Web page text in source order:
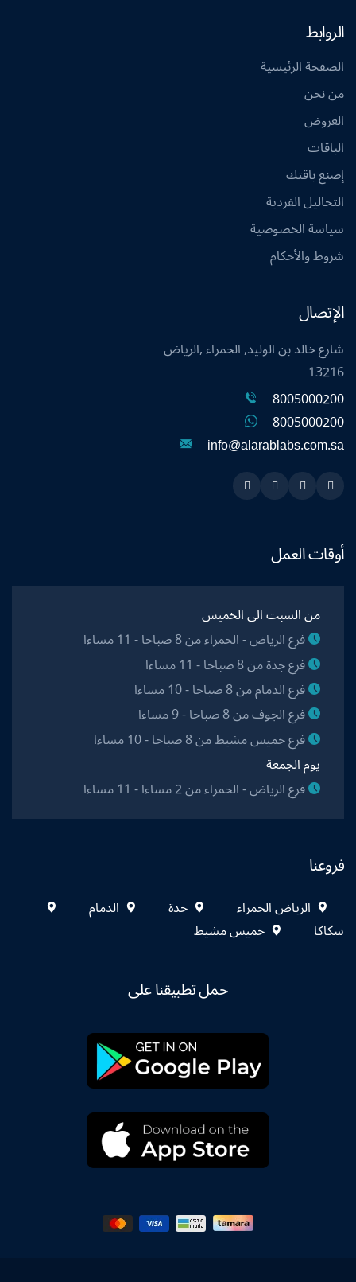
الروابط
الصفحة الرئيسية
من نحن
العروض
الباقات
إصنع باقتك
التحاليل الفردية
سياسة الخصوصية
شروط والأحكام
الإتصال
شارع خالد بن الوليد, الحمراء ,الرياض
13216
8005000200
8005000200
info@alarablabs.com.sa
Snapchat
Twitter
Linkedin
Instagram
أوقات العمل
من السبت الى الخميس
فرع الرياض - الحمراء من 8 صباحا - 11 مساءا
فرع جدة من 8 صباحا - 11 مساءا
فرع الدمام من 8 صباحا - 10 مساءا
فرع الجوف من 8 صباحا - 9 مساءا
فرع خميس مشيط من 8 صباحا - 10 مساءا
يوم الجمعة
فرع الرياض - الحمراء من 2 مساءا - 11 مساءا
فروعنا
الرياض الحمراء جدة
الدمام
سكاكا
خميس مشيط
حمل تطبيقنا على